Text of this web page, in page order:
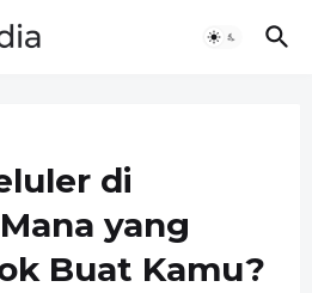
di
yang
Buat Kamu?